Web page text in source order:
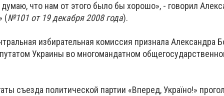
что нам от этого было бы хорошо», - говорил
(№101 от 19 декабря 2008 года).
избирательная комиссия признала Александра
Украины во многомандатном
съезда политической партии «Вперед, Україно!»